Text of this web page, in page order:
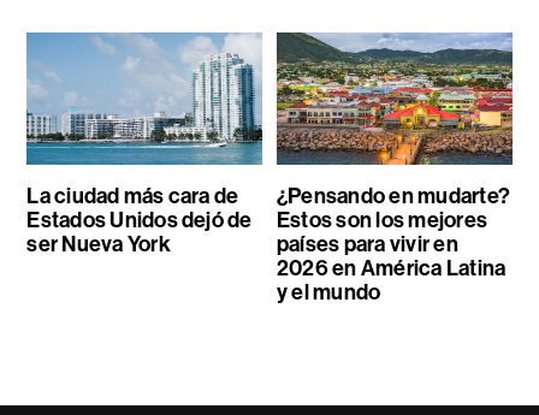
La ciudad más cara de
Estados Unidos dejó de
ser Nueva York
¿Pensando en mudarte?
Estos son los mejores
países para vivir en
2026 en América Latina
y el mundo